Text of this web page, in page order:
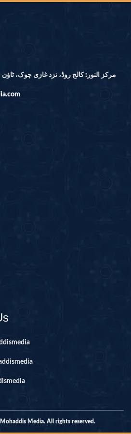
مرکز النور: کالج روڈ، نزد غازی چوک،
Media. All rights reserved.